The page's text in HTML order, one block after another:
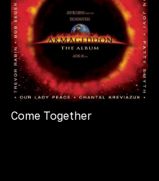
Come Together